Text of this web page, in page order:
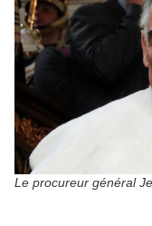
Le procureur général